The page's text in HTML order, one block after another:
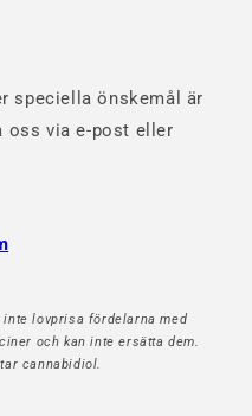
speciella önskemål är
oss via e-post eller
inte lovprisa fördelarna med
och kan inte ersätta dem.
cannabidiol.